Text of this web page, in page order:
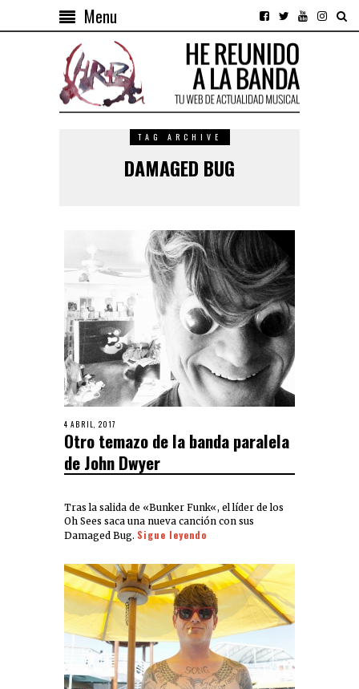
Menu
TAG ARCHIVE
DAMAGED BUG
4 ABRIL, 2017
Otro temazo de la banda paralela
de John Dwyer
Tras la salida de «Bunker Funk«, el líder de los
Oh Sees saca una nueva canción con sus
Damaged Bug. Sigue leyendo